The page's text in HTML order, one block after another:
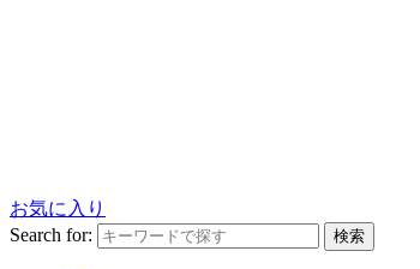
お気に入り
Search for:
検索